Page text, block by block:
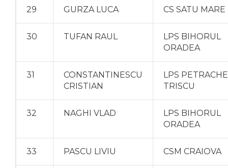
29 GURZA LUCA CS SATU MARE
30 TUFAN RAUL
LPS BIHORUL
ORADEA
31
CONSTANTINESCU
CRISTIAN
LPS PETRACHE
TRISCU
32 NAGHI VLAD
LPS BIHORUL
ORADEA
33 PASCU LIVIU CSM CRAIOVA